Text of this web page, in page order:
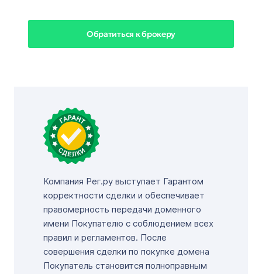
Обратиться к брокеру
Компания Рег.ру выступает Гарантом
корректности сделки и обеспечивает
правомерность передачи доменного
имени Покупателю с соблюдением всех
правил и регламентов. После
совершения сделки по покупке домена
Покупатель становится полноправным